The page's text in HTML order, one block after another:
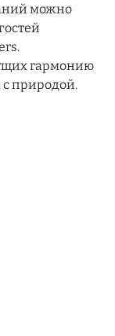
КИТОВЫЕ
можно
гармонию
природой.